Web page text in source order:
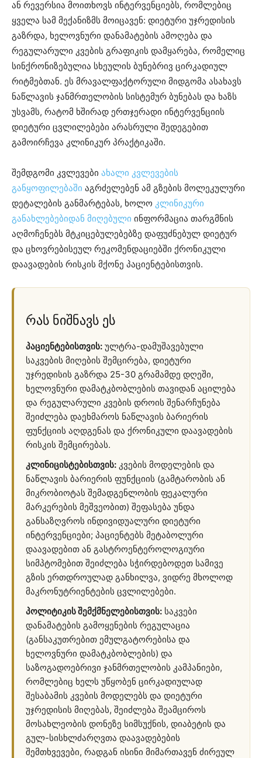
ან რევერსია მოითხოვს ინტერვენციებს, რომლებიც
ყველა სამ მექანიზმს მოიცავენ: დიეტური უჯრედისის
გაზრდა, ხელოვნური დანამატების ამოღება და
რეგულარული კვების გრაფიკის დამყარება, რომელიც
სინქრონიზებულია სხეულის ბუნებრივ ცირკადიულ
რიტმებთან. ეს მრავალფაქტორული მიდგომა ასახავს
ნაწლავის ჯანმრთელობის სისტემურ ბუნებას და ხაზს
უსვამს, რატომ ხშირად ერთჯერადი ინტერვენციის
დიეტური ცვლილებები არასრული შედეგებით
გამოირჩევა კლინიკურ პრაქტიკაში.
შემდგომი კვლევები ახალი კვლევების
განყოფილებაში აგრძელებენ ამ გზების მოლეკულური
დეტალების განმარტებას, ხოლო კლინიკური
განახლებებიდან მიღებული ინფორმაცია თარგმნის
აღმოჩენებს მტკიცებულებებზე დაფუძნებულ დიეტურ
და ცხოვრებისეულ რეკომენდაციებში ქრონიკული
დაავადების რისკის მქონე პაციენტებისთვის.
რას ნიშნავს ეს
პაციენტებისთვის: ულტრა-დამუშავებული
საკვების მიღების შემცირება, დიეტური
უჯრედისის გაზრდა 25-30 გრამამდე დღეში,
ხელოვნური დამატკბობლების თავიდან აცილება
და რეგულარული კვების დროის შენარჩუნება
შეიძლება დაეხმაროს ნაწლავის ბარიერის
ფუნქციის აღდგენას და ქრონიკული დაავადების
რისკის შემცირებას.
კლინიცისტებისთვის: კვების მოდელების და
ნაწლავის ბარიერის ფუნქციის (გამტარობის ან
მიკრობიოტას შემადგენლობის ფეკალური
მარკერების მეშვეობით) შეფასება უნდა
განსაზღვროს ინდივიდუალური დიეტური
ინტერვენციები; პაციენტებს მეტაბოლური
დაავადებით ან გასტროენტეროლოგიური
სიმპტომებით შეიძლება სჭირდებოდეთ სამივე
გზის ერთდროულად განხილვა, ვიდრე მხოლოდ
მაკრონუტრიენტების ცვლილებები.
პოლიტიკის შემქმნელებისთვის: საკვები
დანამატების გამოყენების რეგულაცია
(განსაკუთრებით ემულგატორებისა და
ხელოვნური დამატკბობლების) და
საზოგადოებრივი ჯანმრთელობის კამპანიები,
რომლებიც ხელს უწყობენ ცირკადიულად
შესაბამის კვების მოდელებს და დიეტური
უჯრედისის მიღებას, შეიძლება შეამციროს
მოსახლეობის დონეზე სიმსუქნის, დიაბეტის და
გულ-სისხლძარღვთა დაავადებების
შემთხვევები, რადგან ისინი მიმართავენ ძირეულ